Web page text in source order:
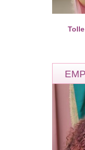
er wirklich? Hat
eine Chance? Ich
Bewertungen: